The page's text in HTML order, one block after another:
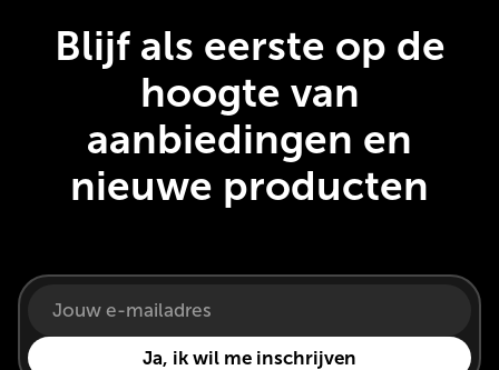
Blijf als eerste op de
hoogte van
aanbiedingen en
nieuwe producten